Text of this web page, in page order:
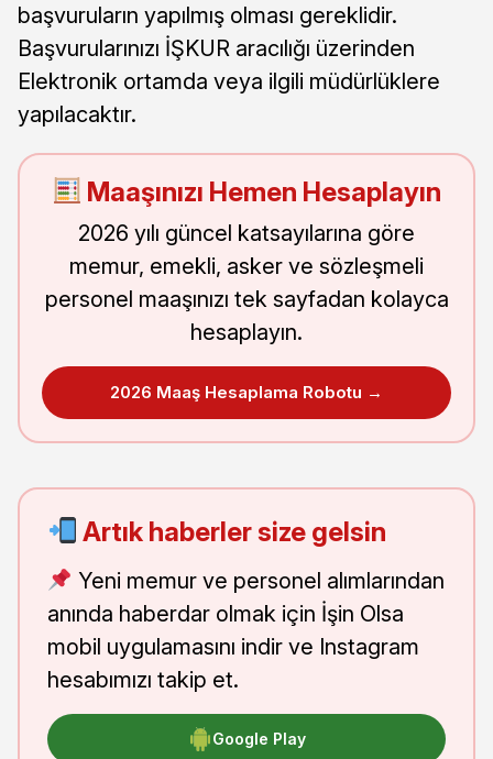
başvuruların yapılmış olması gereklidir.
Başvurularınızı İŞKUR aracılığı üzerinden
Elektronik ortamda veya ilgili müdürlüklere
yapılacaktır.
Maaşınızı Hemen Hesaplayın
2026 yılı güncel katsayılarına göre
memur, emekli, asker ve sözleşmeli
personel maaşınızı tek sayfadan kolayca
hesaplayın.
2026 Maaş Hesaplama Robotu →
Artık haberler size gelsin
Yeni memur ve personel alımlarından
anında haberdar olmak için İşin Olsa
mobil uygulamasını indir ve Instagram
hesabımızı takip et.
Google Play